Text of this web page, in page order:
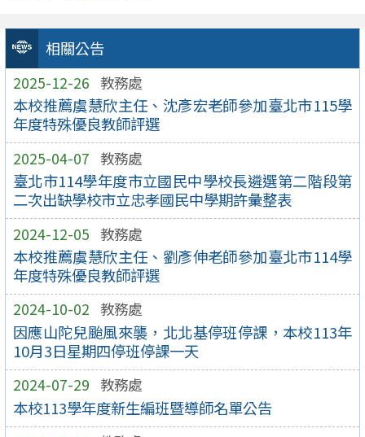
相關公告
2025-12-26 教務處
本校推薦虞慧欣主任、沈彥宏老師參加臺北市115學
年度特殊優良教師評選
2025-04-07 教務處
臺北市114學年度市立國民中學校長遴選第二階段第
二次出缺學校市立忠孝國民中學期許彙整表
2024-12-05 教務處
本校推薦虞慧欣主任、劉彥伸老師參加臺北市114學
年度特殊優良教師評選
2024-10-02 教務處
因應山陀兒颱風來襲，北北基停班停課，本校113年
10月3日星期四停班停課一天
2024-07-29 教務處
本校113學年度新生編班暨導師名單公告